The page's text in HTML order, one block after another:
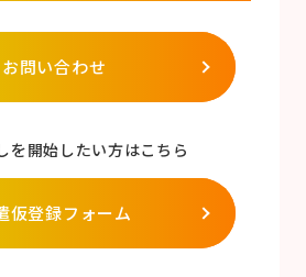
お問い合わせ
を開始したい方はこちら
仮登録フォーム